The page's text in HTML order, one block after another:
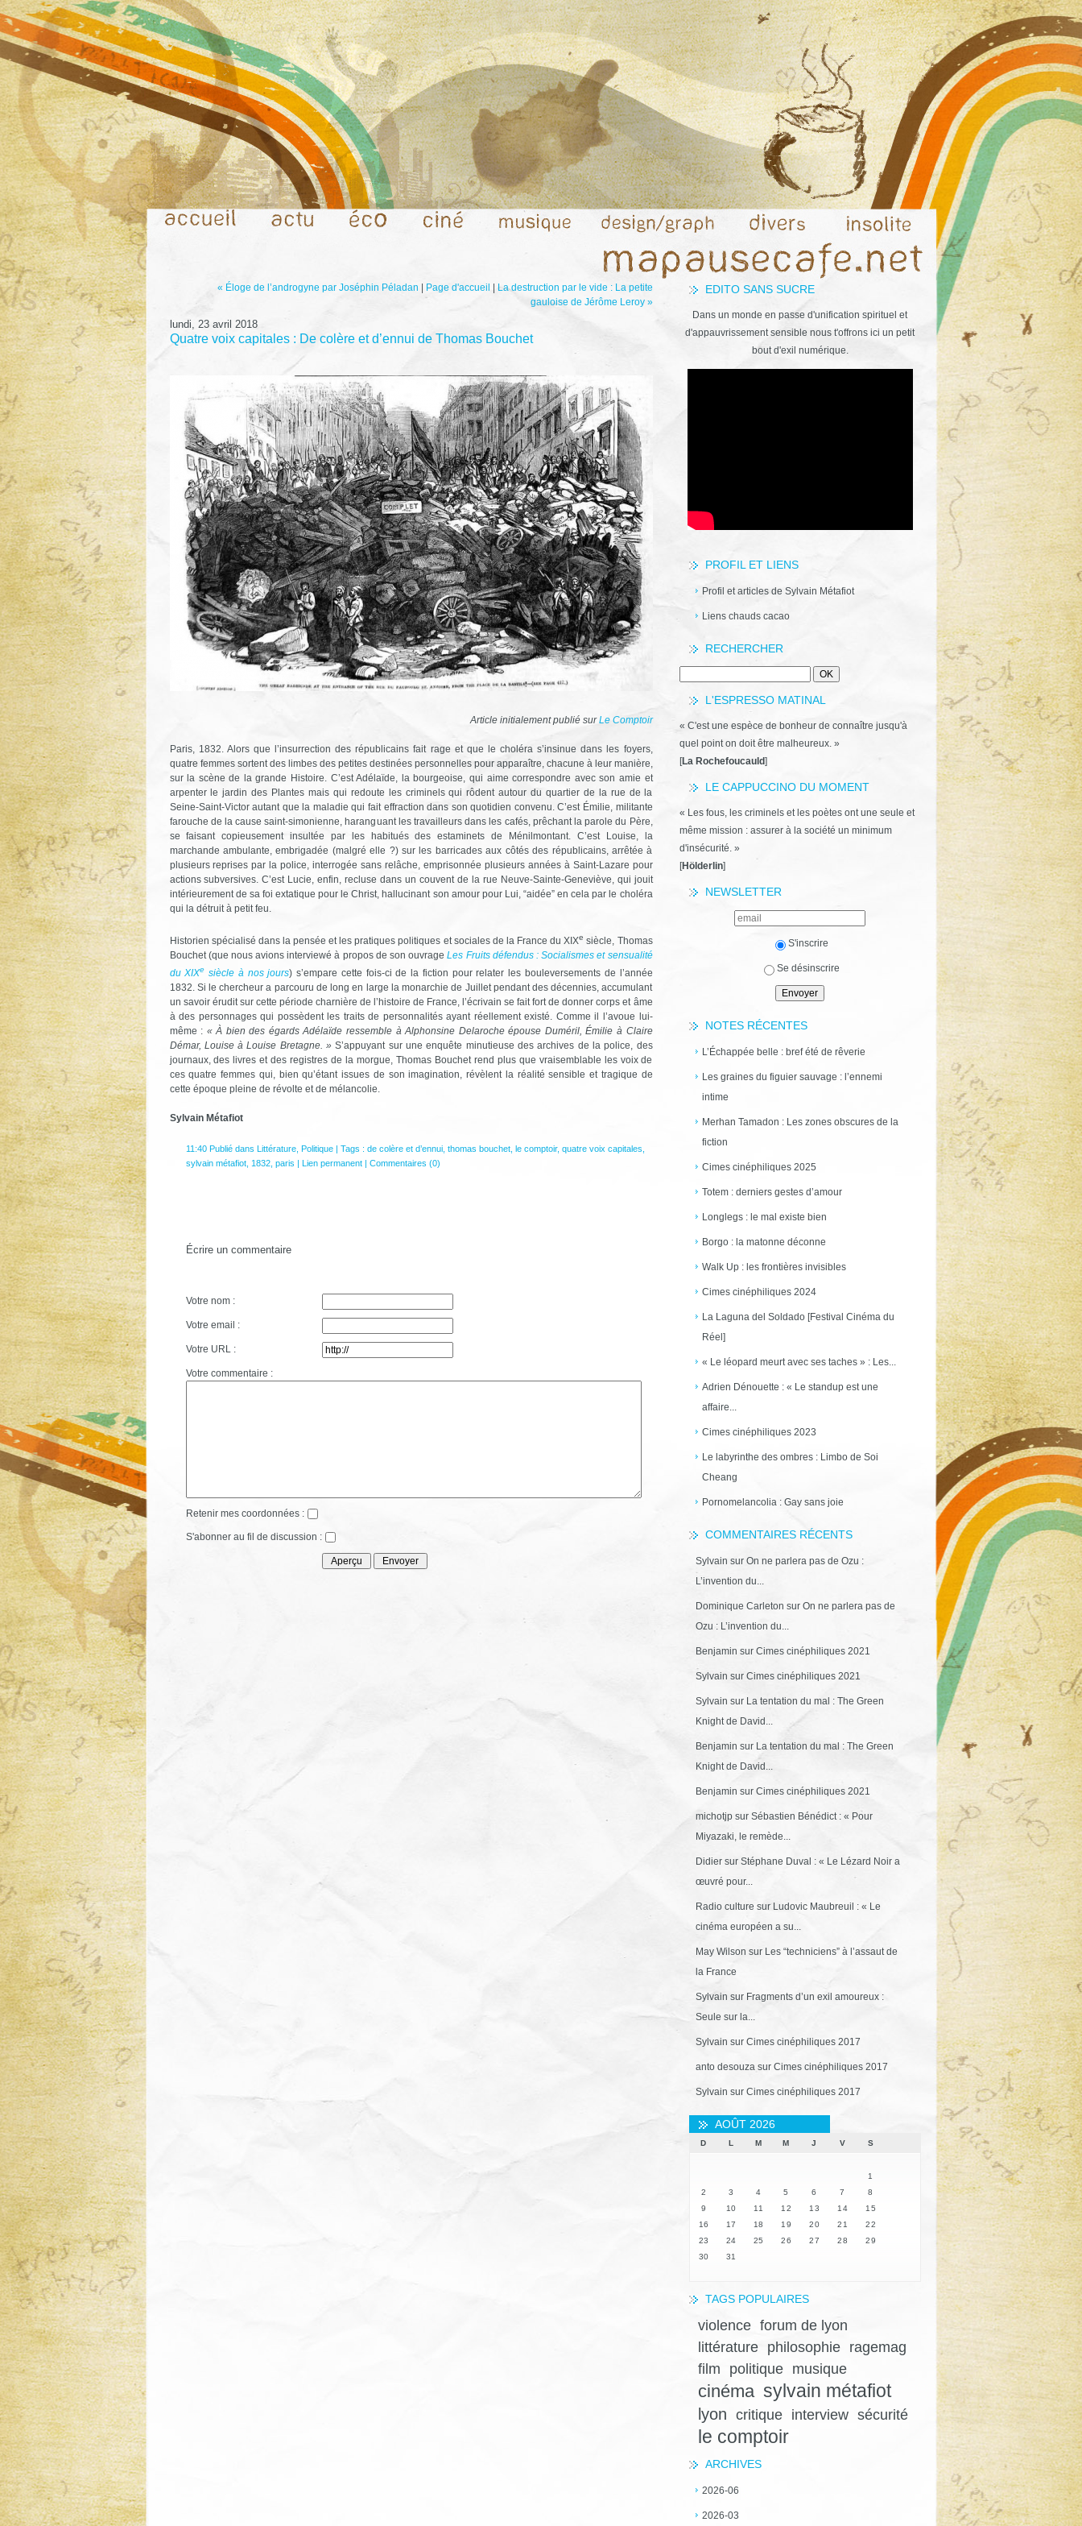
EDITO SANS SUCRE
Dans un monde en passe d'unification spirituel et
d'appauvrissement sensible nous t'offrons ici un petit
bout d'exil numérique.
PROFIL ET LIENS
Profil et articles de Sylvain Métafiot
Liens chauds cacao
RECHERCHER
L'ESPRESSO MATINAL
« C'est une espèce de bonheur de connaître jusqu'à
quel point on doit être malheureux. »
[La Rochefoucauld]
LE CAPPUCCINO DU MOMENT
« Les fous, les criminels et les poètes ont une seule et
même mission : assurer à la société un minimum
d'insécurité. »
[Hölderlin]
NEWSLETTER
S'inscrire
Se désinscrire
NOTES RÉCENTES
L’Échappée belle : bref été de rêverie
Les graines du figuier sauvage : l’ennemi
intime
Merhan Tamadon : Les zones obscures de la
fiction
Cimes cinéphiliques 2025
Totem : derniers gestes d’amour
Longlegs : le mal existe bien
Borgo : la matonne déconne
Walk Up : les frontières invisibles
Cimes cinéphiliques 2024
La Laguna del Soldado [Festival Cinéma du
Réel]
« Le léopard meurt avec ses taches » : Les...
Adrien Dénouette : « Le standup est une
affaire...
Cimes cinéphiliques 2023
Le labyrinthe des ombres : Limbo de Soi
Cheang
Pornomelancolia : Gay sans joie
COMMENTAIRES RÉCENTS
Sylvain sur On ne parlera pas de Ozu :
L’invention du...
Dominique Carleton sur On ne parlera pas de
Ozu : L’invention du...
Benjamin sur Cimes cinéphiliques 2021
Sylvain sur Cimes cinéphiliques 2021
Sylvain sur La tentation du mal : The Green
Knight de David...
Benjamin sur La tentation du mal : The Green
Knight de David...
Benjamin sur Cimes cinéphiliques 2021
michotjpsur Sébastien Bénédict : « Pour
Miyazaki, le remède...
Didiersur Stéphane Duval : « Le Lézard Noir a
œuvré pour...
Radio culture sur Ludovic Maubreuil : « Le
cinéma européen a su...
May Wilson sur Les “techniciens” à l’assaut de
la France
Sylvain sur Fragments d’un exil amoureux :
Seule sur la...
Sylvain sur Cimes cinéphiliques 2017
anto desouzasur Cimes cinéphiliques 2017
Sylvain sur Cimes cinéphiliques 2017
AOÛT 2026
D L M M J V S
1
2
3 4 5 6 7
8
9
10 11 12 13 14
15
16
17 18 19 20 21
22
23
24 25 26 27 28
29
30
31
TAGS POPULAIRES
violence forum de lyon
littérature
philosophie
ragemag
film
politique musique
cinéma sylvain métafiot
lyon critique interview sécurité
le comptoir
ARCHIVES
2026-06
2026-03
« Éloge de l’androgyne par Joséphin Péladan Page d'accueil
La destruction par le vide : La petite
gauloise de Jérôme Leroy »
lundi, 23 avril 2018
Quatre voix capitales : De colère et d’ennui de Thomas Bouchet
Article initialement publié surLe Comptoir
Paris, 1832. Alors que l’insurrection des républicains fait rage et que le choléra s’insinue dans les foyers,
quatre femmes sortent des limbes des petites destinées personnelles pour apparaître, chacune à leur manière,
sur la scène de la grande Histoire. C’est Adélaïde, la bourgeoise, qui aime correspondre avec son amie et
arpenter le jardin des Plantes mais qui redoute les criminels qui rôdent autour du quartier de la rue de la
Seine-Saint-Victor autant que la maladie qui fait effraction dans son quotidien convenu. C’est Émilie, militante
farouche de la cause saint-simonienne, haranguant les travailleurs dans les cafés, prêchant la parole du Père,
se faisant copieusement insultée par les habitués des estaminets de Ménilmontant. C’est Louise, la
marchande ambulante, embrigadée (malgré elle ?) sur les barricades aux côtés des républicains, arrêtée à
plusieurs reprises par la police, interrogée sans relâche, emprisonnée plusieurs années à Saint-Lazare pour
actions subversives. C’est Lucie, enfin, recluse dans un couvent de la rue Neuve-Sainte-Geneviève, qui jouit
intérieurement de sa foi extatique pour le Christ, hallucinant son amour pour Lui, “aidée” en cela par le choléra
qui la détruit à petit feu.
Historien spécialisé dans la pensée et les pratiques politiques et sociales de la France du XIXe siècle, Thomas
Bouchet (que nous avions interviewé à propos de son ouvrageLes Fruits défendus : Socialismes et sensualité
du XIXe siècle à nos jours) s’empare cette fois-ci de la fiction pour relater les bouleversements de l’année
1832. Si le chercheur a parcouru de long en large la monarchie de Juillet pendant des décennies, accumulant
un savoir érudit sur cette période charnière de l’histoire de France, l’écrivain se fait fort de donner corps et âme
à des personnages qui possèdent les traits de personnalités ayant réellement existé. Comme il l’avoue lui-
même : « À bien des égards Adélaïde ressemble à Alphonsine Delaroche épouse Duméril, Émilie à Claire
Démar, Louise à Louise Bretagne. » S’appuyant sur une enquête minutieuse des archives de la police, des
journaux, des livres et des registres de la morgue, Thomas Bouchet rend plus que vraisemblable les voix de
ces quatre femmes qui, bien qu’étant issues de son imagination, révèlent la réalité sensible et tragique de
cette époque pleine de révolte et de mélancolie.
Sylvain Métafiot
11:40 Publié dans Littérature, Politique| Tags : de colère et d’ennui, thomas bouchet, le comptoir, quatre voix capitales
sylvain métafiot, 1832, paris | Lien permanent| Commentaires (0)
Écrire un commentaire
Votre nom :
Votre email :
Votre URL :
Votre commentaire :
Retenir mes coordonnées :
S'abonner au fil de discussion :